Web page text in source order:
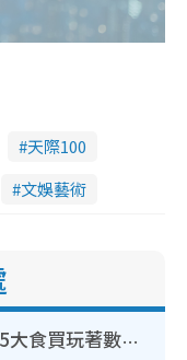
天際100
文娛藝術
【8月生日優惠2026】全港85大食買玩著數攻略 自助餐/火鍋放題同行免費＋誠品/DONKI送現金券